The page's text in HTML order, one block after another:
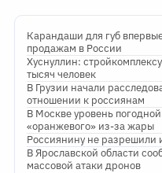
Карандаши для губ
продажам в России
Хуснуллин:
тысяч человек
В Грузии начали
отношении к россиянам
В Москве уровень
«оранжевого» из-за жары
Россиянину не разрешили
В Ярославской области
массовой атаки дронов